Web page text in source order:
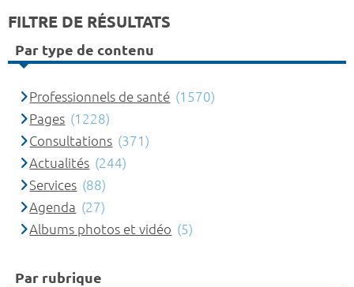
FILTRE DE RÉSULTATS
Par type de contenu
Professionnels de santé (1570)
Pages (1228)
Consultations (371)
Actualités (244)
Services (88)
Agenda (27)
Albums photos et vidéo (5)
Par rubrique